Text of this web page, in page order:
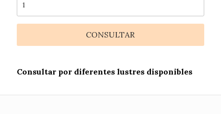
CONSULTAR
Consultar por diferentes lustres disponibles